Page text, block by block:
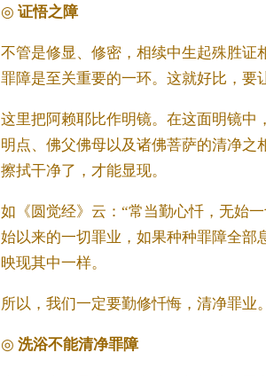
◎ 证悟之障
不管是修显、修密，相续中生起殊胜证
罪障是至关重要的一环。这就好比，要
这里把阿赖耶比作明镜。在这面明镜中
明点、佛父佛母以及诸佛菩萨的清净之
擦拭干净了，才能显现。
如《圆觉经》云：“常当勤心忏，无始
始以来的一切罪业，如果种种罪障全部
映现其中一样。
所以，我们一定要勤修忏悔，清净罪业。
◎ 洗浴不能清净罪障